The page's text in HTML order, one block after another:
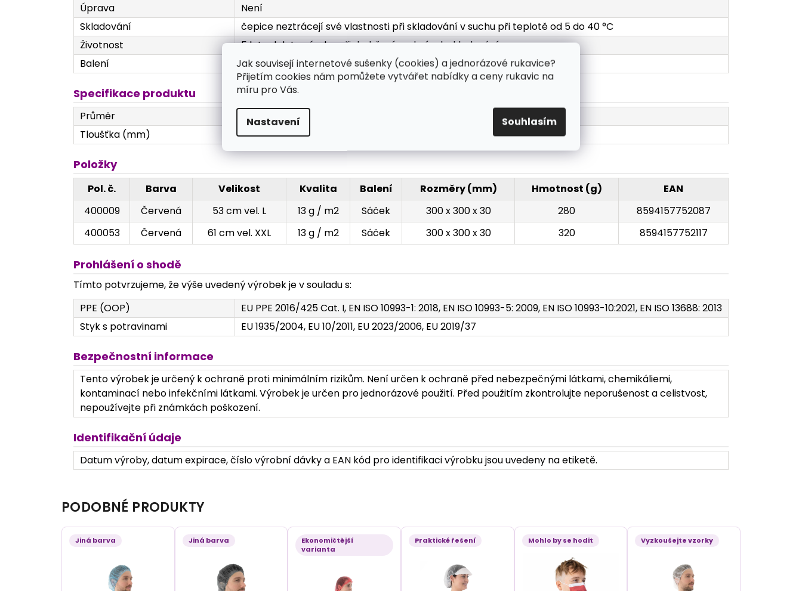
Jak souvisejí internetové sušenky (cookies) a jednorázové rukavice?
Přijetím cookies nám pomůžete vytvářet nabídky a ceny rukavic na
míru pro Vás.
Nastavení Souhlasím
Úprava
Není
Skladování
čepice neztrácejí své vlastnosti při skladování v suchu při teplotě od 5 do 40 °C
Životnost
5 let od data výroby při dodržení podmínek skladování
Balení
100 ks v sáčku, 1 000 ks v kartonu
Specifikace produktu
Průměr
530 mm nebo 610 mm
Tloušťka (mm)
Textilie: 13 g / m2
Položky
Pol. č. Barva Velikost Kvalita Balení Rozměry (mm) Hmotnost (g)
EAN
400009
Červená 53 cm vel. L 13 g / m2 Sáček 300 x 300 x 30 280
8594157752087
400053
Červená 61 cm vel. XXL 13 g / m2 Sáček 300 x 300 x 30 320 8594157752117
Prohlášení o shodě
Tímto potvrzujeme, že výše uvedený výrobek je v souladu s:
PPE (OOP)
EU PPE 2016/425 Cat. I, EN ISO 10993-1: 2018, EN ISO 10993-5: 2009, EN ISO 10993-10:2021, EN ISO 13688: 2013
Styk s potravinami
EU 1935/2004, EU 10/2011, EU 2023/2006, EU 2019/37
Bezpečnostní informace
Tento výrobek je určený k ochraně proti minimálním rizikům. Není určen k ochraně před nebezpečnými látkami, chemikáliemi,
kontaminací nebo infekčními látkami. Výrobek je určen pro jednorázové použití. Před použitím zkontrolujte neporušenost a celistvost,
nepoužívejte při známkách poškození.
Identifikační údaje
Datum výroby, datum expirace, číslo výrobní dávky a EAN kód pro identifikaci výrobku jsou uvedeny na etiketě.
PODOBNÉ PRODUKTY
Jiná barva Jiná barva
Ekonomičtější
varianta
Praktické řešení Mohlo by se hodit Vyzkoušejte vzorky